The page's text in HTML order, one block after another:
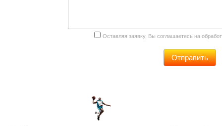
Оставляя заявку, Вы соглашаетесь на
Отправить